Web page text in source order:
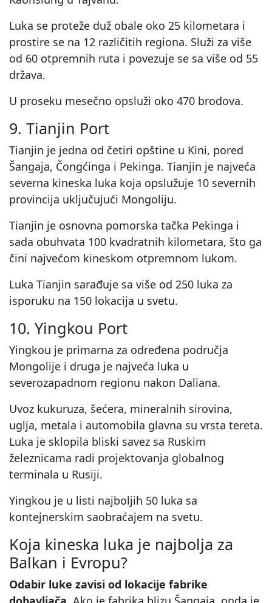
Luka se proteže duž obale oko 25 kilometara i
prostire se na 12 različitih regiona. Služi za više
od 60 otpremnih ruta i povezuje se sa više od 55
država.
U proseku mesečno opsluži oko 470 brodova.
9. Tianjin Port
Tianjin je jedna od četiri opštine u Kini, pored
Šangaja, Čongćinga i Pekinga. Tianjin je najveća
severna kineska luka koja opslužuje 10 severnih
provincija uključujući Mongoliju.
Tianjin je osnovna pomorska tačka Pekinga i
sada obuhvata 100 kvadratnih kilometara, što ga
čini najvećom kineskom otpremnom lukom.
Luka Tianjin sarađuje sa više od 250 luka za
isporuku na 150 lokacija u svetu.
10. Yingkou Port
Yingkou je primarna za određena područja
Mongolije i druga je najveća luka u
severozapadnom regionu nakon Daliana.
Uvoz kukuruza, šećera, mineralnih sirovina,
uglja, metala i automobila glavna su vrsta tereta.
Luka je sklopila bliski savez sa Ruskim
železnicama radi projektovanja globalnog
terminala u Rusiji.
Yingkou je u listi najboljih 50 luka sa
kontejnerskim saobraćajem na svetu.
Koja kineska luka je najbolja za
Balkan i Evropu?
Odabir luke zavisi od lokacije fabrike